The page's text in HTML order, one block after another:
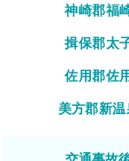
神崎郡福
揖保郡太
佐用郡佐
美方郡新